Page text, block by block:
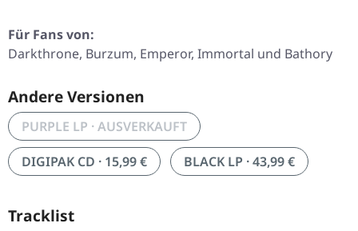
Für Fans von:
Darkthrone, Burzum, Emperor, Immortal und Bathory
Andere Versionen
PURPLE LP · AUSVERKAUFT
DIGIPAK CD · 15,99 €
BLACK LP · 43,99 €
Tracklist